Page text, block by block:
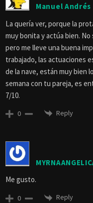
Manuel Andrés
La quería ver, porque la
muy bonita y actúa bien.
pero me lleve una buena
trabajado, las actuaciones
de la nave, están muy bien
semana con tu pareja, es
7/10.
0 Reply
Me gusto.
0 Reply